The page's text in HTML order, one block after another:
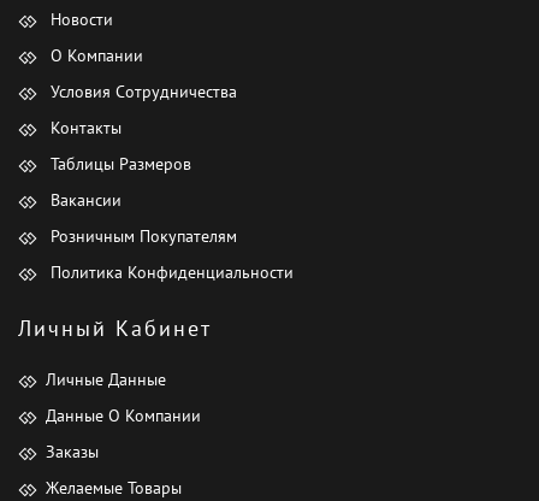
Новости
О Компании
Условия Сотрудничества
Контакты
Таблицы Размеров
Вакансии
Розничным Покупателям
Политика Конфиденциальности
Личный Кабинет
Личные Данные
Данные О Компании
Заказы
Желаемые Товары